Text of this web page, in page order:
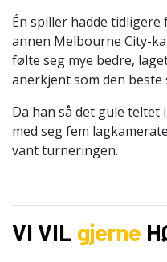
Én spiller hadde
annen Melbourne City-
følte seg mye bedre,
anerkjent som den beste
Da han så det gule
med seg fem
vant turneringen.
VI VIL gjerne